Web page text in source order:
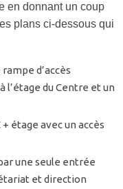
en donnant un coup
plans ci-dessous qui
d’accès
l’étage du Centre et un
étage avec un accès
une seule entrée
et direction